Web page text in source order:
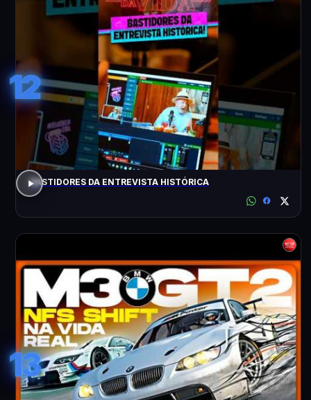
12
BASTIDORES DA ENTREVISTA HISTÓRICA
13